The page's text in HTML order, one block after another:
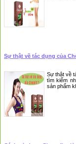
Sự thật về tác dụng của
Sự thật về
tìm kiếm
sản phẩm